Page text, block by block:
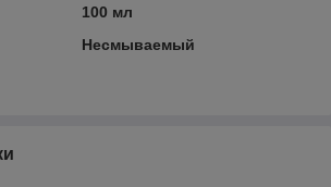
100 мл
Несмываемый